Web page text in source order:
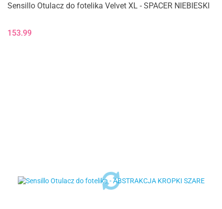
Sensillo Otulacz do fotelika Velvet XL - SPACER NIEBIESKI
153.99